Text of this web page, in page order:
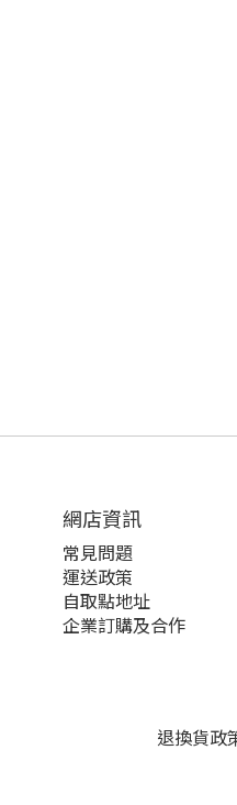
網店資訊
常見問題
運送政策
自取點地址
企業訂購及合作
退換貨政